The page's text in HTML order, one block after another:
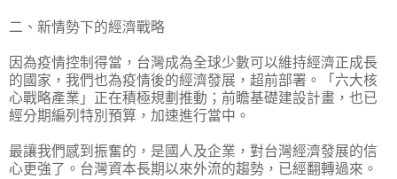
二、新情勢下的經濟戰略
因為疫情控制得當，台灣成為全球少數可以維持經濟正成長
的國家，我們也為疫情後的經濟發展，超前部署。「六大核
心戰略產業」正在積極規劃推動；前瞻基礎建設計畫，也已
經分期編列特別預算，加速進行當中。
最讓我們感到振奮的，是國人及企業，對台灣經濟發展的信
心更強了。台灣資本長期以來外流的趨勢，已經翻轉過來。